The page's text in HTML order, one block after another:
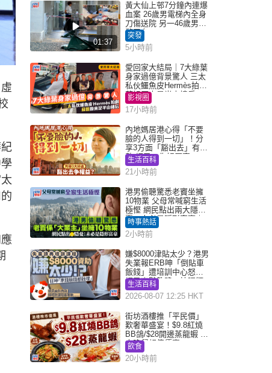
01:37
黃大仙上邨7分鐘內連爆
血案 26歲男電梯內全身
刀傷送院 另一46歲男倒
斃平台
突發
5小時前
愛回家大結局｜7大綠葉
身家過億背景驚人 三太
私伙鱷魚皮Hermès拍劇
蘇姐原來是半山樓后
影視圈
17小時前
內地媽居港心得「不要
臉的人得到一切」！分
享3方面「豁出去」有著
數 網民：你好厲害
生活百科
21小時前
港男偷聽驚悉老竇坐擁
10物業 父母常喊窮生活
極慳 網民點出兩大隱
憂：未必是隱形富豪｜
Juicy叮
時事熱話
2小時前
嫌$8000津貼太少？港男
失業報ERB呻「倒貼車
飯錢」遭培訓中心怒轟
網民幽默教路：揀呢類
課程唔會蝕...
生活百科
2026-08-07 12:25 HKT
街坊酒樓推「平民價」
歎奢華盛宴！$9.8紅燒
BB鴿/$28開邊蒸龍蝦 3
大晚餐超值優惠
飲食
20小時前